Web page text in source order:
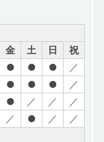
金 土 日
祝
● ● ●
／
● ● ●
／
● ／ ／
／
／ ● ／
／